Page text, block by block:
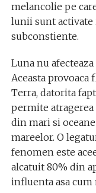
melancolie pe
lunii sunt
subconstiente.
Luna nu
Aceasta
Terra, datorita
permite
din mari si
mareelor. O
fenomen este
alcatuit 80% din
influenta asa cum